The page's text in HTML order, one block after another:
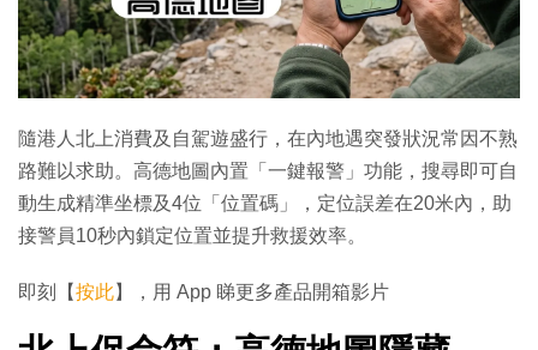
隨港人北上消費及自駕遊盛行，在內地遇突發狀況常因不熟
路難以求助。高德地圖內置「一鍵報警」功能，搜尋即可自
動生成精準坐標及4位「位置碼」，定位誤差在20米內，助
接警員10秒內鎖定位置並提升救援效率。
即刻【按此】，用 App 睇更多產品開箱影片